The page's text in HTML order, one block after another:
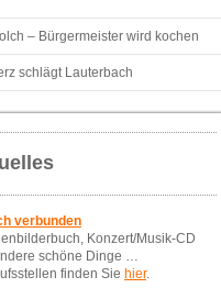
– Bürgermeister wird kochen
schlägt Lauterbach
verbunden
Konzert/Musik-CD
schöne Dinge …
finden Sie hier.